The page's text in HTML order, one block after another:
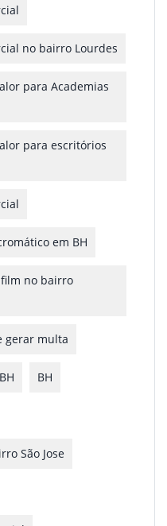
no bairro Lourdes
para Academias
para escritórios
em BH
no bairro
gerar multa
BH
São Jose